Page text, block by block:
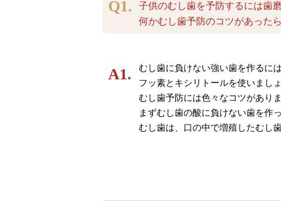
子供のむし歯を予防するには歯
何かむし歯予防のコツがあった
むし歯に負けない強い歯を作るには
フッ素とキシリトールを使いましょ
むし歯予防には色々なコツがありま
まずむし歯の酸に負けない歯を作
むし歯は、口の中で増殖したむし